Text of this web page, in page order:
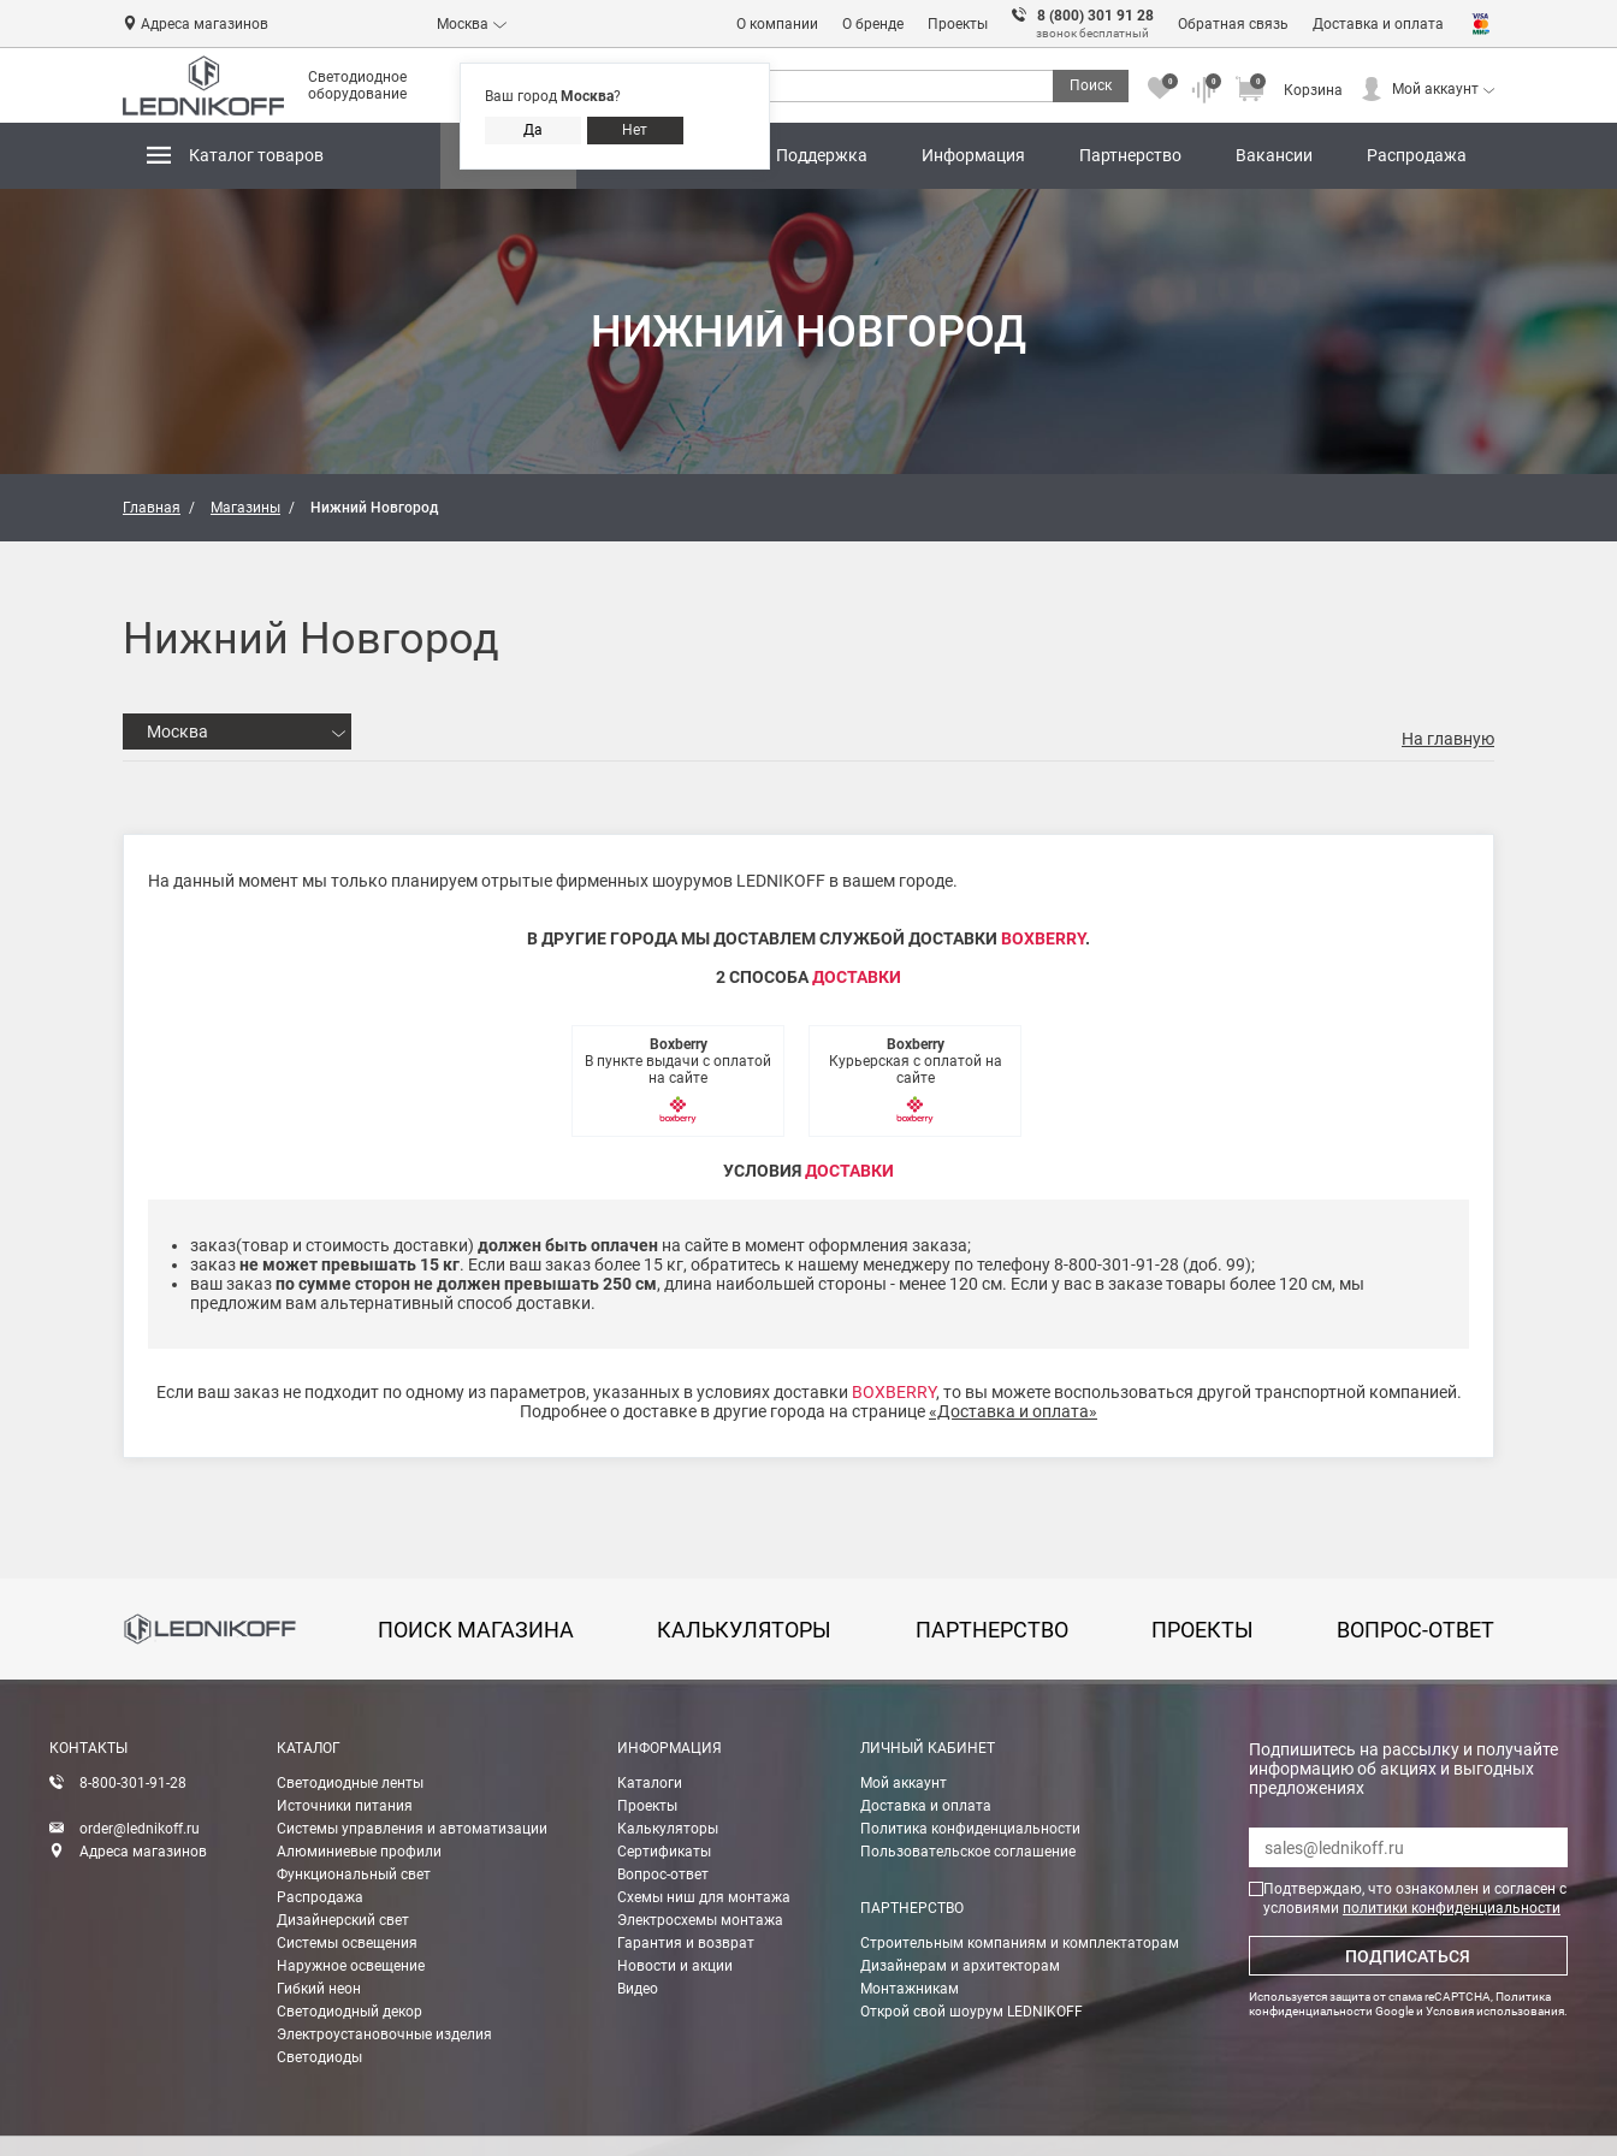
Адреса магазинов Москва
Ваш город Москва?
Да
Нет
О компании О бренде Проекты 8 (800) 301 91 28
звонок бесплатный
Обратная связь Доставка и оплата
Светодиодное
оборудование
Поиск 0 0 0
Корзина Мой аккаунт
Каталог товаров Поддержка Информация Партнерство Вакансии Распродажа
Адреса магазинов 8 (800) 301 91 28 Корзина Мой аккаунт
НИЖНИЙ НОВГОРОД
Главная Магазины Нижний Новгород
Нижний Новгород
Москва На главную
На данный момент мы только планируем отрытые фирменных шоурумов LEDNIKOFF в вашем городе.
В ДРУГИЕ ГОРОДА МЫ ДОСТАВЛЕМ СЛУЖБОЙ ДОСТАВКИ BOXBERRY.
2 СПОСОБАДОСТАВКИ
Boxberry
В пункте выдачи с оплатой
на сайте
Boxberry
Курьерская с оплатой на
сайте
УСЛОВИЯДОСТАВКИ
заказ(товар и стоимость доставки) должен быть оплачен на сайте в момент оформления заказа;
заказне может превышать 15 кг. Если ваш заказ более 15 кг, обратитесь к нашему менеджеру по телефону 8-800-301-91-28 (доб. 99);
ваш заказпо сумме сторон не должен превышать 250 см, длина наибольшей стороны - менее 120 см. Если у вас в заказе товары более 120 см, мы
предложим вам альтернативный способ доставки.
Если ваш заказ не подходит по одному из параметров, указанных в условиях доставки BOXBERRY, то вы можете воспользоваться другой транспортной компанией.
Подробнее о доставке в другие города на странице«Доставка и оплата»
ПОИСК МАГАЗИНА КАЛЬКУЛЯТОРЫ ПАРТНЕРСТВО ПРОЕКТЫ ВОПРОС-ОТВЕТ
КОНТАКТЫ
8-800-301-91-28
order@lednikoff.ru
Адреса магазинов
КАТАЛОГ
Светодиодные ленты
Источники питания
Системы управления и автоматизации
Алюминиевые профили
Функциональный свет
Распродажа
Дизайнерский свет
Системы освещения
Наружное освещение
Гибкий неон
Светодиодный декор
Электроустановочные изделия
Светодиоды
ИНФОРМАЦИЯ
Каталоги
Проекты
Калькуляторы
Сертификаты
Вопрос-ответ
Схемы ниш для монтажа
Электросхемы монтажа
Гарантия и возврат
Новости и акции
Видео
ЛИЧНЫЙ КАБИНЕТ
Мой аккаунт
Доставка и оплата
Политика конфиденциальности
Пользовательское соглашение
ПАРТНЕРСТВО
Строительным компаниям и комплектаторам
Дизайнерам и архитекторам
Монтажникам
Открой свой шоурум LEDNIKOFF
Подпишитесь на рассылку и получайте
информацию об акциях и выгодных
предложениях
Подтверждаю, что ознакомлен и согласен с
условиями политики конфиденциальности
ПОДПИСАТЬСЯ
Используется защита от спама reCAPTCHA, Политика
конфиденциальности Googleи Условия использования.